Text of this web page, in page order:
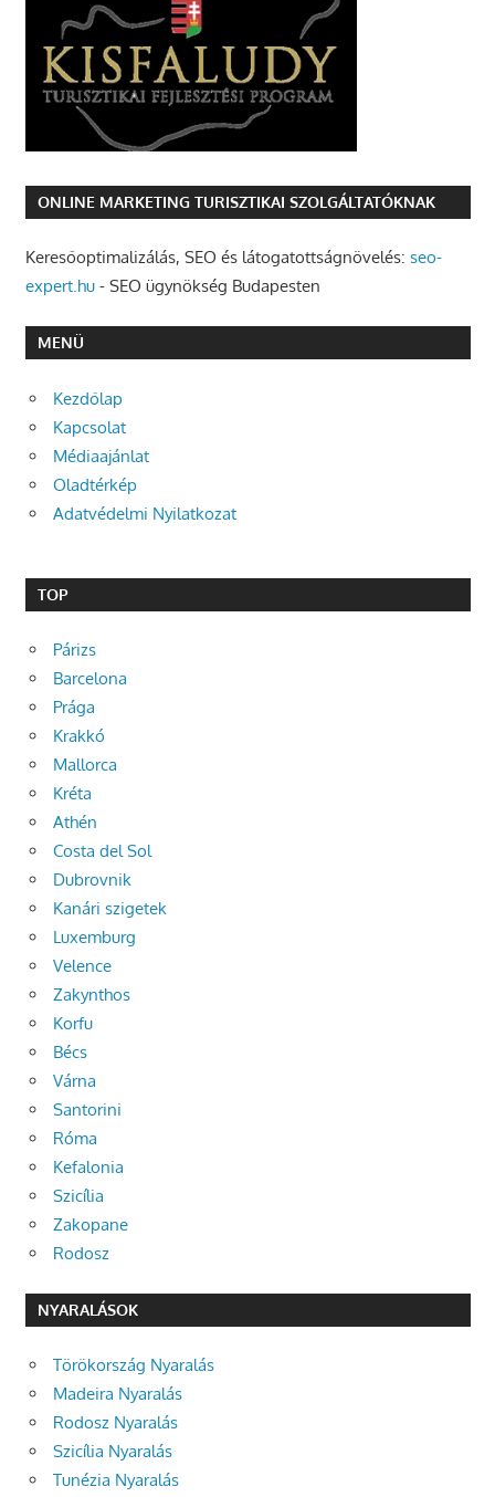
ONLINE MARKETING TURISZTIKAI SZOLGÁLTATÓKNAK
Keresőoptimalizálás, SEO és látogatottságnövelés: seo-
expert.hu- SEO ügynökség Budapesten
MENÜ
Kezdőlap
Kapcsolat
Médiaajánlat
Oladtérkép
Adatvédelmi Nyilatkozat
TOP
Párizs
Barcelona
Prága
Krakkó
Mallorca
Kréta
Athén
Costa del Sol
Dubrovnik
Kanári szigetek
Luxemburg
Velence
Zakynthos
Korfu
Bécs
Várna
Santorini
Róma
Kefalonia
Szicília
Zakopane
Rodosz
NYARALÁSOK
Törökország Nyaralás
Madeira Nyaralás
Rodosz Nyaralás
Szicília Nyaralás
Tunézia Nyaralás